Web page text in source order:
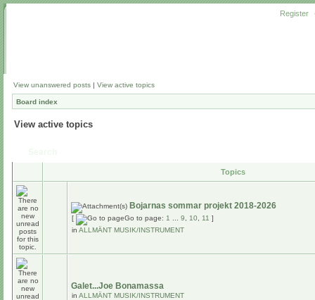
Register
View unanswered posts | View active topics
Board index
View active topics
Topics
Bojarnas sommar projekt 2018-2026
[ Go to page: 1 9 10 11 ]
in ALLMÄNT MUSIK/INSTRUMENT
Galet...Joe Bonamassa
in ALLMÄNT MUSIK/INSTRUMENT